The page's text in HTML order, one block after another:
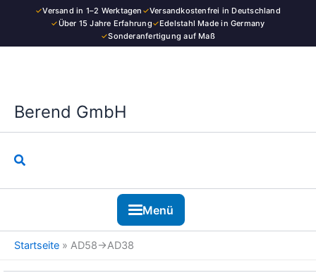
✓Versand in 1–2 Werktagen ✓Versandkostenfrei in Deutschland
✓Über 15 Jahre Erfahrung✓Edelstahl Made in Germany
✓Sonderanfertigung auf Maß
Berend GmbH
Suchen
Menü
Startseite » AD58→AD38
Kategorie